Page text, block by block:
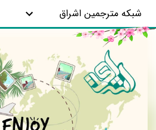
شبکه مترجمین اشراق